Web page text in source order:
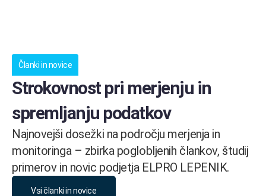
Članki in novice
Strokovnost pri merjenju in
spremljanju podatkov
Najnovejši dosežki na področju merjenja in
monitoringa – zbirka poglobljenih člankov, študij
primerov in novic podjetja ELPRO LEPENIK.
Vsi članki in novice